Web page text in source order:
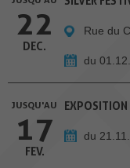
22
DEC.
Rue du
du
JUSQU'AU
17
FEV.
EXPOSITION
du